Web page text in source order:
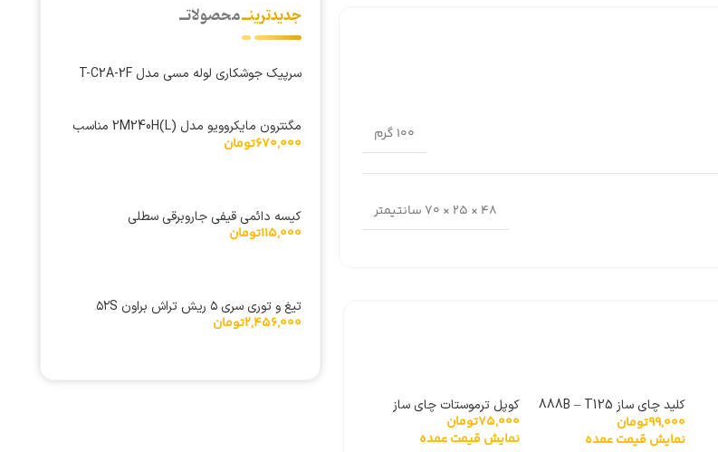
100 گرم
48 × 25 × 70 سانتیمتر
کلید چای ساز 888B – T125
فادا
99,000تومان
نمایش قیمت عمده
کوپل ترموستات چای ساز
75,000تومان
نمایش قیمت عمده
جدیدترینــمحصولاتــ
سرپیک جوشکاری لوله مسی مدل T-C2A-2F
مگنترون مایکروویو مدل 2M240H(L) مناسب
ماکروویو چینی
670,000تومان
کیسه دائمی قیفی جاروبرقی سطلی
115,000تومان
تیغ و توری سری ۵ ریش تراش براون ۵۲S
2,456,000تومان